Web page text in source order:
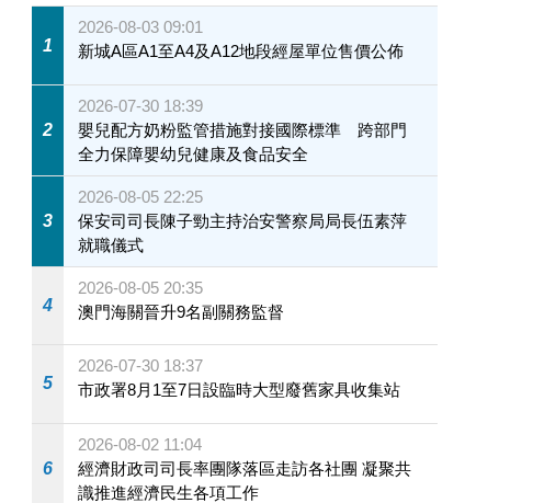
1
2026-08-03 09:01
新城A區A1至A4及A12地段經屋單位售價公佈
2
2026-07-30 18:39
嬰兒配方奶粉監管措施對接國際標準 跨部門
全力保障嬰幼兒健康及食品安全
3
2026-08-05 22:25
保安司司長陳子勁主持治安警察局局長伍素萍
就職儀式
4
2026-08-05 20:35
澳門海關晉升9名副關務監督
5
2026-07-30 18:37
市政署8月1至7日設臨時大型廢舊家具收集站
6
2026-08-02 11:04
經濟財政司司長率團隊落區走訪各社團 凝聚共
識推進經濟民生各項工作